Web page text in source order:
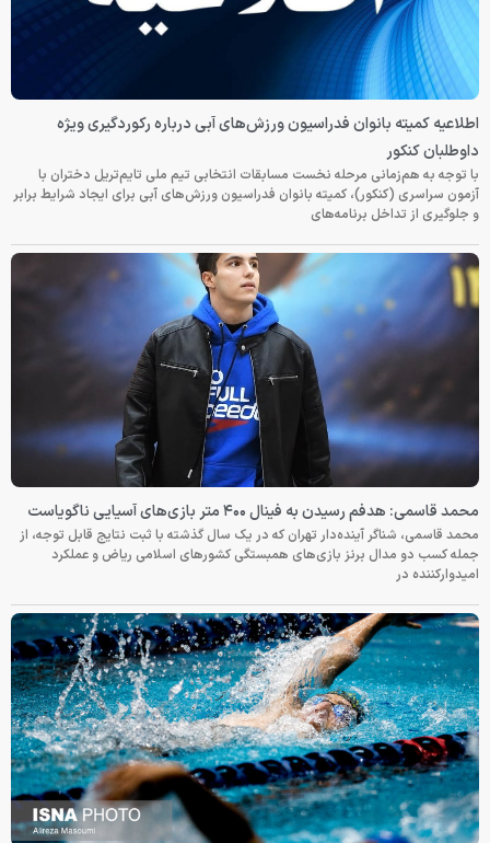
اطلاعیه کمیته بانوان فدراسیون ورزش‌های آبی درباره رکوردگیری ویژه
داوطلبان کنکور
با توجه به هم‌زمانی مرحله نخست مسابقات انتخابی تیم ملی تایم‌تریل دختران با
آزمون سراسری (کنکور)، کمیته بانوان فدراسیون ورزش‌های آبی برای ایجاد شرایط برابر
و جلوگیری از تداخل برنامه‌های
محمد قاسمی: هدفم رسیدن به فینال ۴۰۰ متر بازی‌های آسیایی ناگویاست
محمد قاسمی، شناگر آینده‌دار تهران که در یک سال گذشته با ثبت نتایج قابل توجه، از
جمله کسب دو مدال برنز بازی‌های همبستگی کشورهای اسلامی ریاض و عملکرد
امیدوارکننده در